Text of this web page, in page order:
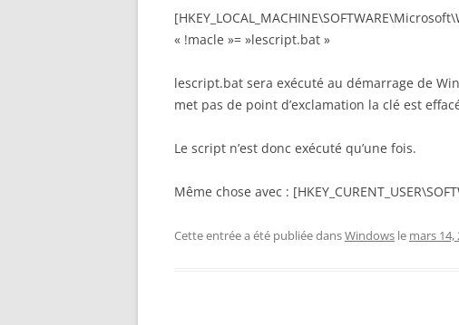
« !macle »= »lescript.bat »
lescript.bat sera exécuté au démarrage de
met pas de point d’exclamation la clé est
Le script n’est donc exécuté qu’une fois.
Même chose avec :
Cette entrée a été publiée dansWindows le mars 14,